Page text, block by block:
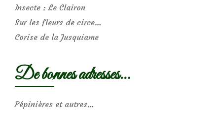
Insecte : Le Clairon
Sur les fleurs de circe…
Corise de la Jusquiame
De bonnes adresses…
Pépinières et autres…